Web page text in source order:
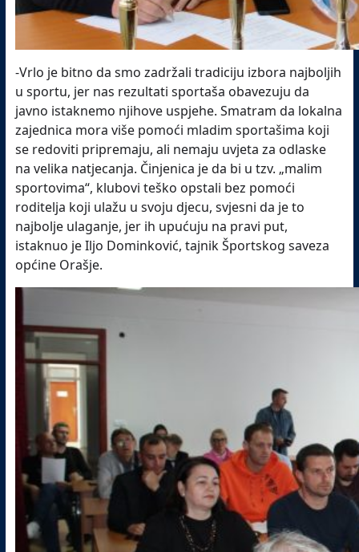
-Vrlo je bitno da smo zadržali tradiciju izbora najboljih
u sportu, jer nas rezultati sportaša obavezuju da
javno istaknemo njihove uspjehe. Smatram da lokalna
zajednica mora više pomoći mladim sportašima koji
se redoviti pripremaju, ali nemaju uvjeta za odlaske
na velika natjecanja. Činjenica je da bi u tzv. „malim
sportovima“, klubovi teško opstali bez pomoći
roditelja koji ulažu u svoju djecu, svjesni da je to
najbolje ulaganje, jer ih upućuju na pravi put,
istaknuo je Iljo Dominković, tajnik Športskog saveza
općine Orašje.